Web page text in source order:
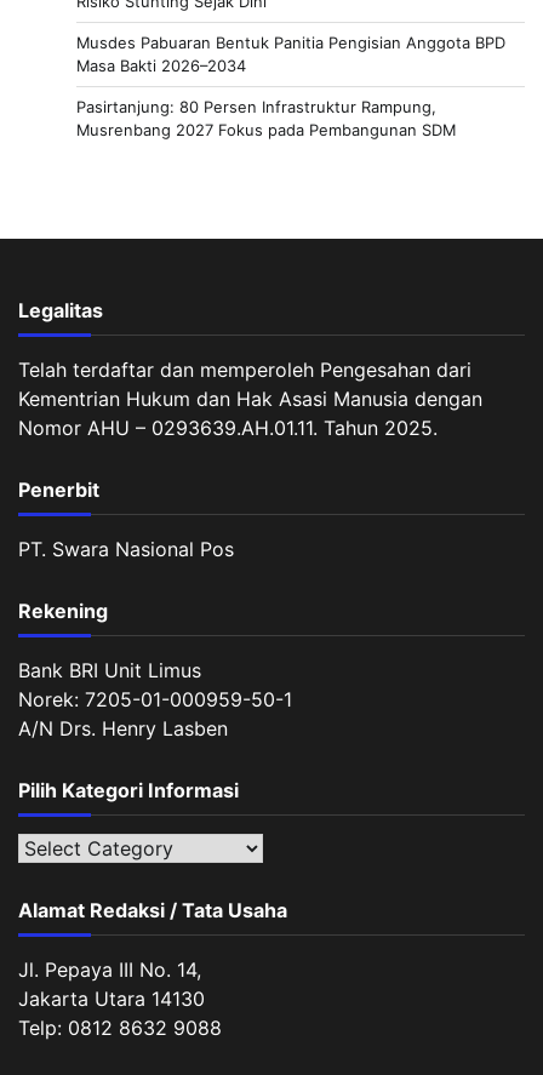
Musdes Pabuaran Bentuk Panitia Pengisian Anggota BPD
Masa Bakti 2026–2034
Pasirtanjung: 80 Persen Infrastruktur Rampung,
Musrenbang 2027 Fokus pada Pembangunan SDM
Legalitas
Telah terdaftar dan memperoleh Pengesahan dari
Kementrian Hukum dan Hak Asasi Manusia dengan
Nomor AHU – 0293639.AH.01.11. Tahun 2025.
Penerbit
PT. Swara Nasional Pos
Rekening
Bank BRI Unit Limus
Norek: 7205-01-000959-50-1
A/N Drs. Henry Lasben
Pilih Kategori Informasi
Pilih
Informasi
Alamat Redaksi / Tata Usaha
Jl. Pepaya III No. 14,
Jakarta Utara 14130
Telp: 0812 8632 9088